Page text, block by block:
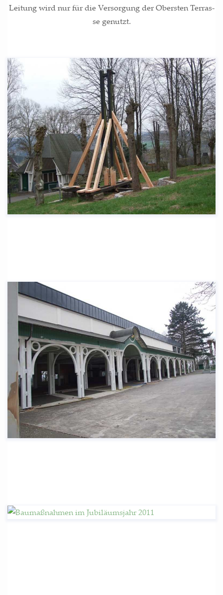
Lei­tung wird nur für die Ver­sor­gung der Obers­ten Ter­ras­
se genutzt.